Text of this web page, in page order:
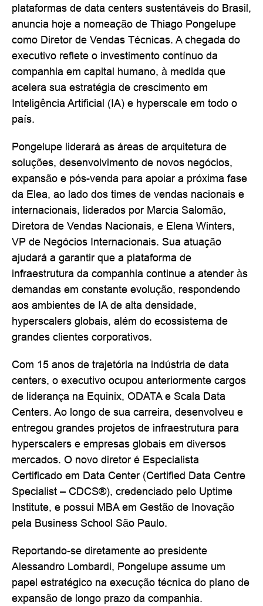
plataformas de data centers sustentáveis do Brasil,
anuncia hoje a nomeação de Thiago Pongelupe
como Diretor de Vendas Técnicas. A chegada do
executivo reflete o investimento contínuo da
companhia em capital humano, à medida que
acelera sua estratégia de crescimento em
Inteligência Artificial (IA) e hyperscale em todo o
país.
Pongelupe liderará as áreas de arquitetura de
soluções, desenvolvimento de novos negócios,
expansão e pós-venda para apoiar a próxima fase
da Elea, ao lado dos times de vendas nacionais e
internacionais, liderados por Marcia Salomão,
Diretora de Vendas Nacionais, e Elena Winters,
VP de Negócios Internacionais. Sua atuação
ajudará a garantir que a plataforma de
infraestrutura da companhia continue a atender às
demandas em constante evolução, respondendo
aos ambientes de IA de alta densidade,
hyperscalers globais, além do ecossistema de
grandes clientes corporativos.
Com 15 anos de trajetória na indústria de data
centers, o executivo ocupou anteriormente cargos
de liderança na Equinix, ODATA e Scala Data
Centers. Ao longo de sua carreira, desenvolveu e
entregou grandes projetos de infraestrutura para
hyperscalers e empresas globais em diversos
mercados. O novo diretor é Especialista
Certificado em Data Center (Certified Data Centre
Specialist – CDCS®), credenciado pelo Uptime
Institute, e possui MBA em Gestão de Inovação
pela Business School São Paulo.
Reportando-se diretamente ao presidente
Alessandro Lombardi, Pongelupe assume um
papel estratégico na execução técnica do plano de
expansão de longo prazo da companhia.